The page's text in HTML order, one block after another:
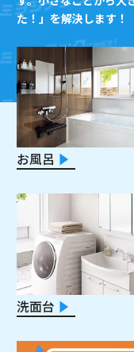
た！」を解決します！
お風呂
洗面台